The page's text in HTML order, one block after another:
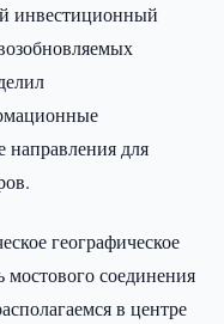
инвестиционный
направления для
географическое
соединения
в центре